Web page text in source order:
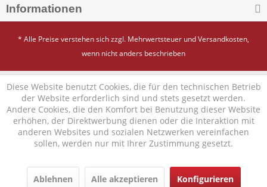
Informationen
* Alle Preise verstehen sich zzgl. Mehrwertsteuer undVersandkosten,
wenn nicht anders beschrieben
Diese Website benutzt Cookies, die für den technischen Betrieb
der Website erforderlich sind und stets gesetzt werden.
Andere Cookies, die den Komfort bei Benutzung dieser Website
erhöhen, der Direktwerbung dienen oder die Interaktion mit
anderen Websites und sozialen Netzwerken vereinfachen
sollen, werden nur mit Ihrer Zustimmung gesetzt.
Ablehnen Alle akzeptieren Konfigurieren